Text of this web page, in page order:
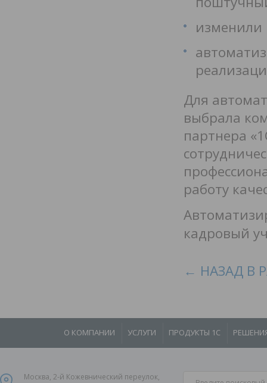
изменили
Для
выбрала
партнера
работу
кадровый
← НАЗАД В
О КОМПАНИИ УСЛУГИ ПРОДУКТЫ 1С
Москва, 2-й Кожевнический переулок,